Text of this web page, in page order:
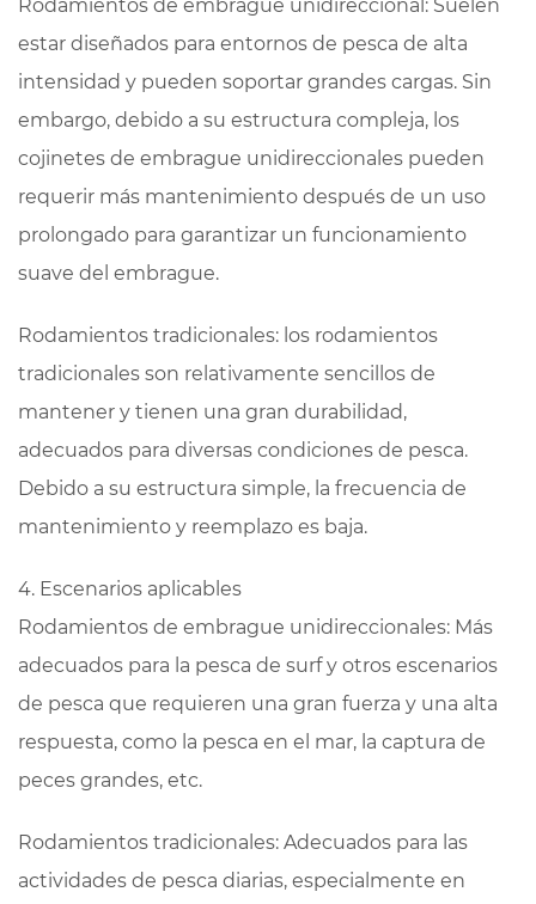
Rodamientos de embrague unidireccional: Suelen
estar diseñados para entornos de pesca de alta
intensidad y pueden soportar grandes cargas. Sin
embargo, debido a su estructura compleja, los
cojinetes de embrague unidireccionales pueden
requerir más mantenimiento después de un uso
prolongado para garantizar un funcionamiento
suave del embrague.
Rodamientos tradicionales: los rodamientos
tradicionales son relativamente sencillos de
mantener y tienen una gran durabilidad,
adecuados para diversas condiciones de pesca.
Debido a su estructura simple, la frecuencia de
mantenimiento y reemplazo es baja.
4. Escenarios aplicables
Rodamientos de embrague unidireccionales: Más
adecuados para la pesca de surf y otros escenarios
de pesca que requieren una gran fuerza y ​​una alta
respuesta, como la pesca en el mar, la captura de
peces grandes, etc.
Rodamientos tradicionales: Adecuados para las
actividades de pesca diarias, especialmente en